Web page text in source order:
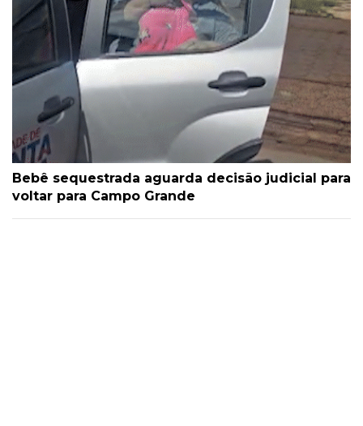
Bebê sequestrada aguarda decisão judicial para
voltar para Campo Grande